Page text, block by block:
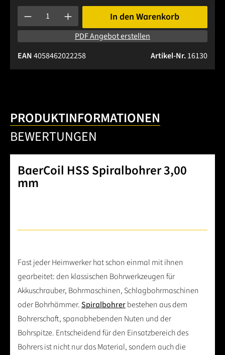
Produkt Anzahl: Gib den gewünschten Wert ein oder
In den Warenkorb
PDF Angebot erstellen
Artikel-Nr.16130
EAN4058462022258
PRODUKTINFORMATIONEN
BEWERTUNGEN
BaerCoil HSS Spiralbohrer 3,00
mm
Fast jeder Heimwerker hat schon einmal mit ihnen
gearbeitet: den klassischen Bohrwerkzeugen für
Akkuschrauber, Bohrmaschinen, Schlagbohrmaschinen
oder Bohrhämmer.Spiralbohrerbestehen aus dem
Bohrerschaft, spanabhebenden Nuten und der
Bohrspitze. Entscheidend für den Einsatzbereich des
Bohrers ist nicht nur das Material, sondern auch die